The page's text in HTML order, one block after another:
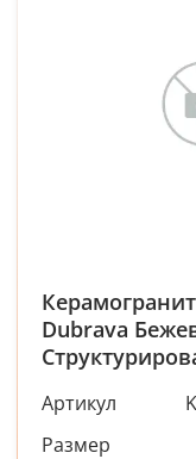
Dubrava
Артикул
Размер